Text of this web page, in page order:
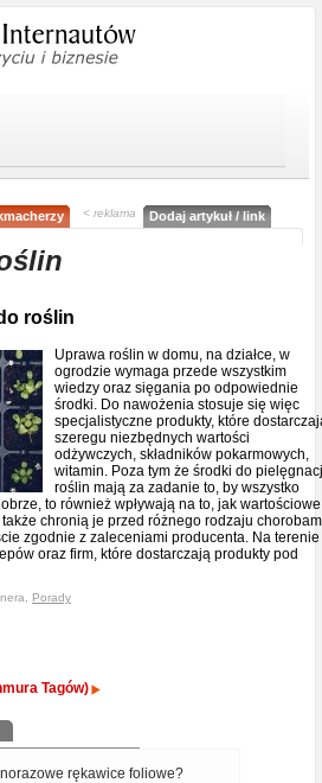
< reklama Dodaj artykuł / link
roślin
Uprawa roślin w domu, na działce, w
ogrodzie wymaga przede wszystkim
wiedzy oraz sięgania po odpowiednie
środki. Do nawożenia stosuje się więc
specjalistyczne produkty, które
szeregu niezbędnych wartości
odżywczych, składników pokarmowych,
witamin. Poza tym że środki do
roślin mają za zadanie to, by wszystko
to również wpływają na to, jak wartościowe
chronią je przed różnego rodzaju
zgodnie z zaleceniami producenta. Na terenie
oraz firm, które dostarczają produkty pod
Porady
Tagów)
rękawice foliowe?